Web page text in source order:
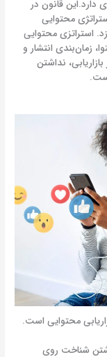
دارد.این قانون در
محتوایی
استراتزی محتوایی
زمان‌بندی انتشار و
نداشتن
محتوایی است.
شناخت روی